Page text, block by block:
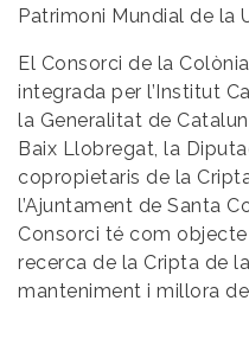
Patrimoni Mundial de la
El Consorci de la
integrada per l’Institut
la Generalitat de
Baix Llobregat, la
copropietaris de la
l’Ajuntament de Santa
Consorci té com
recerca de la Cripta de
manteniment i millora